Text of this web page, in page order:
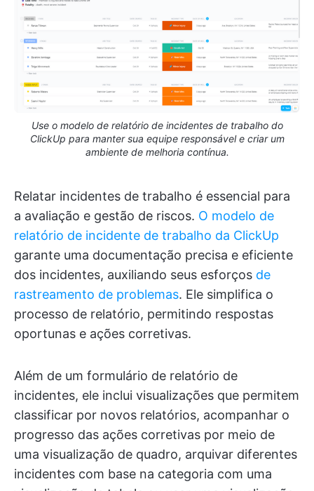
Use o modelo de relatório de incidentes de trabalho do
ClickUp para manter sua equipe responsável e criar um
ambiente de melhoria contínua.
Relatar incidentes de trabalho é essencial para
a avaliação e gestão de riscos. O modelo de
relatório de incidente de trabalho da ClickUp
garante uma documentação precisa e eficiente
dos incidentes, auxiliando seus esforços de
rastreamento de problemas. Ele simplifica o
processo de relatório, permitindo respostas
oportunas e ações corretivas.
Além de um formulário de relatório de
incidentes, ele inclui visualizações que permitem
classificar por novos relatórios, acompanhar o
progresso das ações corretivas por meio de
uma visualização de quadro, arquivar diferentes
incidentes com base na categoria com uma